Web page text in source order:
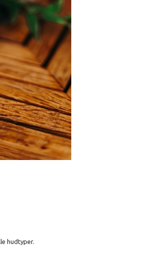
hudtyper.